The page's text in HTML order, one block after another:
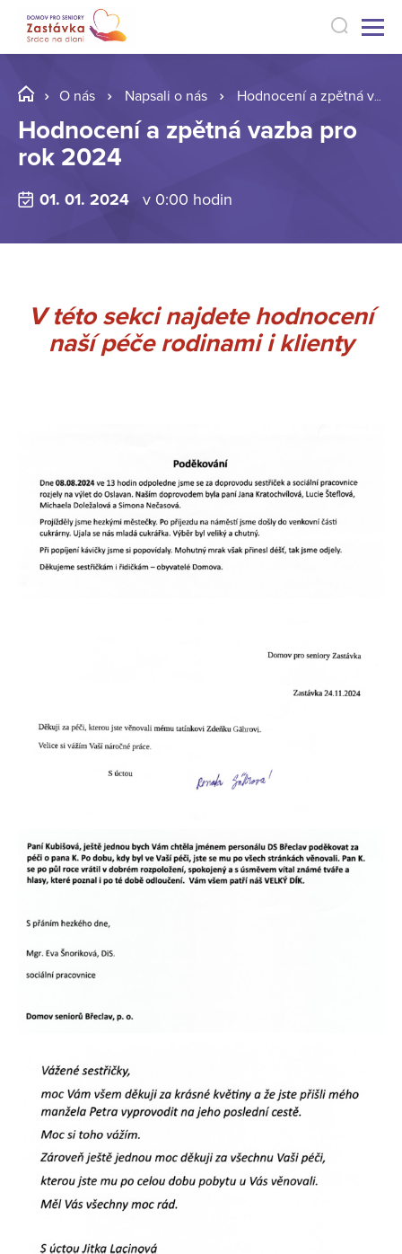
O nás Napsali o nás Hodnocení a zpětná vazba pro rok 2024
Hodnocení a zpětná vazba pro
rok 2024
01. 01. 2024 v 0:00 hodin
V této sekci najdete hodnocení
naší péče rodinami i klienty